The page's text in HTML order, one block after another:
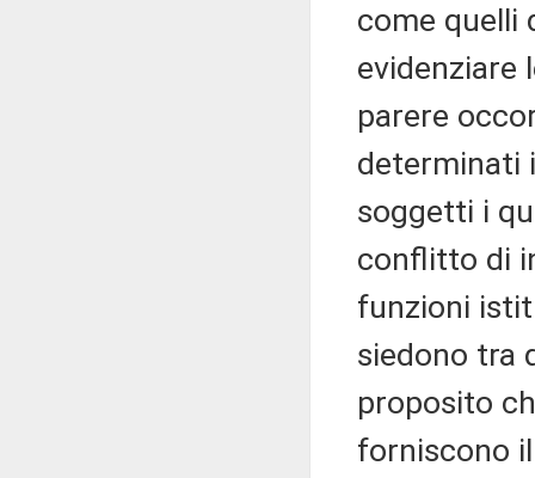
come quelli
evidenziare
parere
determinati
soggetti i
conflitto di
funzioni
siedono tra
proposito
forniscono